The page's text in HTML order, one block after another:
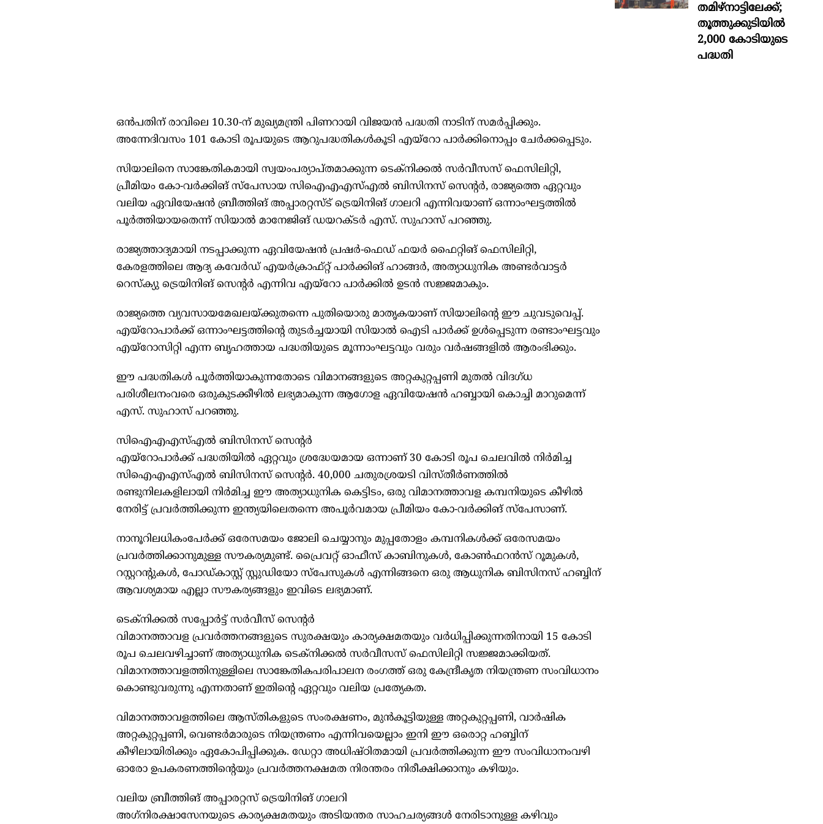
ഒൻപതിന് രാവിലെ 10.30-ന് മുഖ്യമന്ത്രി പിണറായി വിജയൻ പദ്ധതി നാടിന് സമർപ്പിക്കും.
അന്നേദിവസം 101 കോടി രൂപയുടെ ആറുപദ്ധതികൾകൂടി എയ്റോ പാർക്കിനൊപ്പം ചേർക്കപ്പെടും.
സിയാലിനെ സാങ്കേതികമായി സ്വയംപര്യാപ്തമാക്കുന്ന ടെക്നിക്കൽ സർവീസസ് ഫെസിലിറ്റി,
പ്രീമിയം കോ-വർക്കിങ് സ്‌പേസായ സിഐഎഎസ്എൽ ബിസിനസ് സെന്റർ, രാജ്യത്തെ ഏറ്റവും
വലിയ ഏവിയേഷൻ ബ്രീത്തിങ് അപ്പാരറ്റസ്ട് ട്രെയിനിങ് ഗാലറി എന്നിവയാണ് ഒന്നാംഘട്ടത്തിൽ
പൂർത്തിയായതെന്ന് സിയാൽ മാനേജിങ് ഡയറക്ടർ എസ്. സുഹാസ് പറഞ്ഞു.
രാജ്യത്താദ്യമായി നടപ്പാക്കുന്ന ഏവിയേഷൻ പ്രഷർ-ഫെഡ് ഫയർ ഫൈറ്റിങ് ഫെസിലിറ്റി,
കേരളത്തിലെ ആദ്യ കവേർഡ് എയർക്രാഫ്റ്റ് പാർക്കിങ് ഹാങ്ങർ, അത്യാധുനിക അണ്ടർവാട്ടർ
റെസ്‌ക്യു ട്രെയിനിങ് സെന്റർ എന്നിവ എയ്റോ പാർക്കിൽ ഉടൻ സജ്ജമാകും.
രാജ്യത്തെ വ്യവസായമേഖലയ്ക്കുതന്നെ പുതിയൊരു മാതൃകയാണ് സിയാലിന്റെ ഈ ചുവടുവെപ്പ്.
എയ്റോപാർക്ക് ഒന്നാംഘട്ടത്തിന്റെ തുടർച്ചയായി സിയാൽ ഐടി പാർക്ക് ഉൾപ്പെടുന്ന രണ്ടാംഘട്ടവും
എയ്റോസിറ്റി എന്ന ബൃഹത്തായ പദ്ധതിയുടെ മൂന്നാംഘട്ടവും വരും വർഷങ്ങളിൽ ആരംഭിക്കും.
ഈ പദ്ധതികൾ പൂർത്തിയാകുന്നതോടെ വിമാനങ്ങളുടെ അറ്റകുറ്റപ്പണി മുതൽ വിദഗ്ധ
പരിശീലനംവരെ ഒരുകുടക്കീഴിൽ ലഭ്യമാകുന്ന ആഗോള ഏവിയേഷൻ ഹബ്ബായി കൊച്ചി മാറുമെന്ന്
എസ്. സുഹാസ് പറഞ്ഞു.
സിഐഎഎസ്എൽ ബിസിനസ് സെന്റർ
എയ്റോപാർക്ക് പദ്ധതിയിൽ ഏറ്റവും ശ്രദ്ധേയമായ ഒന്നാണ് 30 കോടി രൂപ ചെലവിൽ നിർമിച്ച
സിഐഎഎസ്എൽ ബിസിനസ് സെന്റർ. 40,000 ചതുരശ്രയടി വിസ്തീർണത്തിൽ
രണ്ടുനിലകളിലായി നിർമിച്ച ഈ അത്യാധുനിക കെട്ടിടം, ഒരു വിമാനത്താവള കമ്പനിയുടെ കീഴിൽ
നേരിട്ട് പ്രവർത്തിക്കുന്ന ഇന്ത്യയിലെതന്നെ അപൂർവമായ പ്രീമിയം കോ-വർക്കിങ് സ്‌പേസാണ്.
നാനൂറിലധികംപേർക്ക് ഒരേസമയം ജോലി ചെയ്യാനും മുപ്പതോളം കമ്പനികൾക്ക് ഒരേസമയം
പ്രവർത്തിക്കാനുമുള്ള സൗകര്യമുണ്ട്. പ്രൈവറ്റ് ഓഫീസ് കാബിനുകൾ, കോൺഫറൻസ് റൂമുകൾ,
റസ്റ്ററന്റുകൾ, പോഡ്കാസ്റ്റ് സ്റ്റുഡിയോ സ്‌പേസുകൾ എന്നിങ്ങനെ ഒരു ആധുനിക ബിസിനസ് ഹബ്ബിന്
ആവശ്യമായ എല്ലാ സൗകര്യങ്ങളും ഇവിടെ ലഭ്യമാണ്.
ടെക്നിക്കൽ സപ്പോർട്ട് സർവീസ് സെന്റർ
വിമാനത്താവള പ്രവർത്തനങ്ങളുടെ സുരക്ഷയും കാര്യക്ഷമതയും വർധിപ്പിക്കുന്നതിനായി 15 കോടി
രൂപ ചെലവഴിച്ചാണ് അത്യാധുനിക ടെക്നിക്കൽ സർവീസസ് ഫെസിലിറ്റി സജ്ജമാക്കിയത്.
വിമാനത്താവളത്തിനുള്ളിലെ സാങ്കേതികപരിപാലന രംഗത്ത് ഒരു കേന്ദ്രീകൃത നിയന്ത്രണ സംവിധാനം
കൊണ്ടുവരുന്നു എന്നതാണ് ഇതിന്റെ ഏറ്റവും വലിയ പ്രത്യേകത.
വിമാനത്താവളത്തിലെ ആസ്തികളുടെ സംരക്ഷണം, മുൻകൂട്ടിയുള്ള അറ്റകുറ്റപ്പണി, വാർഷിക
അറ്റകുറ്റപ്പണി, വെണ്ടർമാരുടെ നിയന്ത്രണം എന്നിവയെല്ലാം ഇനി ഈ ഒരൊറ്റ ഹബ്ബിന്
കീഴിലായിരിക്കും ഏകോപിപ്പിക്കുക. ഡേറ്റാ അധിഷ്ഠിതമായി പ്രവർത്തിക്കുന്ന ഈ സംവിധാനംവഴി
ഓരോ ഉപകരണത്തിന്റെയും പ്രവർത്തനക്ഷമത നിരന്തരം നിരീക്ഷിക്കാനും കഴിയും.
വലിയ ബ്രീത്തിങ് അപ്പാരറ്റസ് ട്രെയിനിങ് ഗാലറി
അഗ്‌നിരക്ഷാസേനയുടെ കാര്യക്ഷമതയും അടിയന്തര സാഹചര്യങ്ങൾ നേരിടാനുള്ള കഴിവും
തമിഴ്നാട്ടിലേക്ക്;
തൂത്തുക്കുടിയിൽ
2,000 കോടിയുടെ
പദ്ധതി